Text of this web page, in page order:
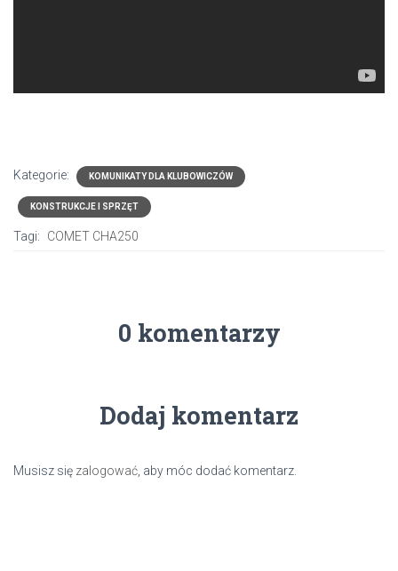
Kategorie: KOMUNIKATY DLA KLUBOWICZÓW
KONSTRUKCJE I SPRZĘT
Tagi: COMET CHA250
0 komentarzy
Dodaj komentarz
Musisz się zalogować , aby móc dodać komentarz.